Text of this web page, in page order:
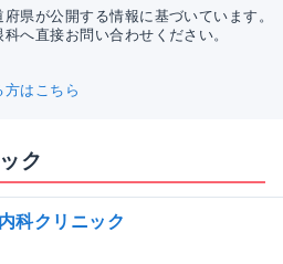
県が公開する情報に基づいています。
へ直接お問い合わせください。
はこちら
ク
科クリニック